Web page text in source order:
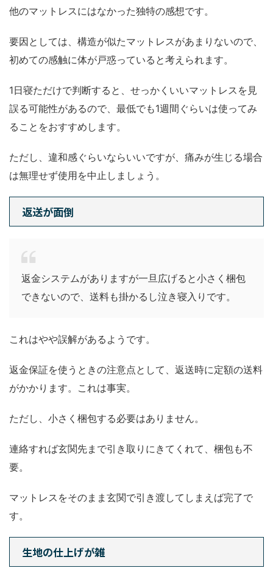
他のマットレスにはなかった独特の感想です。
要因としては、構造が似たマットレスがあまりないので、
初めての感触に体が戸惑っていると考えられます。
1日寝ただけで判断すると、せっかくいいマットレスを見
誤る可能性があるので、最低でも1週間ぐらいは使ってみ
ることをおすすめします。
ただし、違和感ぐらいならいいですが、痛みが生じる場合
は無理せず使用を中止しましょう。
返送が面倒
返金システムがありますが一旦広げると小さく梱包
できないので、送料も掛かるし泣き寝入りです。
これはやや誤解があるようです。
返金保証を使うときの注意点として、返送時に定額の送料
がかかります。これは事実。
ただし、小さく梱包する必要はありません。
連絡すれば玄関先まで引き取りにきてくれて、梱包も不
要。
マットレスをそのまま玄関で引き渡してしまえば完了で
す。
生地の仕上げが雑